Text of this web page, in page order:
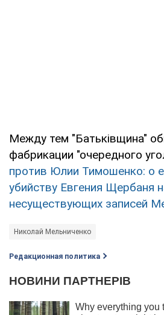
Между тем "Батьківщина"
фабрикации "очередного
против Юлии Тимошенко: о
убийству Евгения Щербаня
несуществующих записей
Николай Мельниченко
Редакционная политика